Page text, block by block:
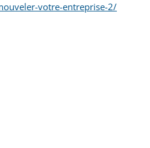
votre-entreprise-2/